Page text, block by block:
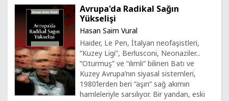
Avrupa'da Radikal Sağın
Yükselişi
Hasan Saim Vural
Haider, Le Pen, İtalyan neofaşistleri,
“Kuzey Ligi”, Berlusconi, Neonaziler...
“Oturmuş” ve “ılımlı” bilinen Batı ve
Kuzey Avrupa’nın siyasal sistemleri,
1980’lerden beri “aşırı” sağ akımın
hamleleriyle sarsılıyor. Bir yandan, eski